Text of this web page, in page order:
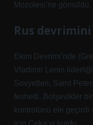
Mozolesi’ne gömüldü.
Rus
Ekim Devrimi’nde
Vladimir Lenin
Sovyetleri, Saint
feshetti. Bolşevikler
kontrolünü ele geçirdi
için Çeka’yı kurdu.